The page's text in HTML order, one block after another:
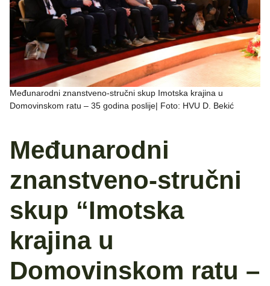
Međunarodni znanstveno-stručni skup Imotska krajina u
Domovinskom ratu – 35 godina poslije| Foto: HVU D. Bekić
Međunarodni
znanstveno-stručni
skup “Imotska
krajina u
Domovinskom ratu –